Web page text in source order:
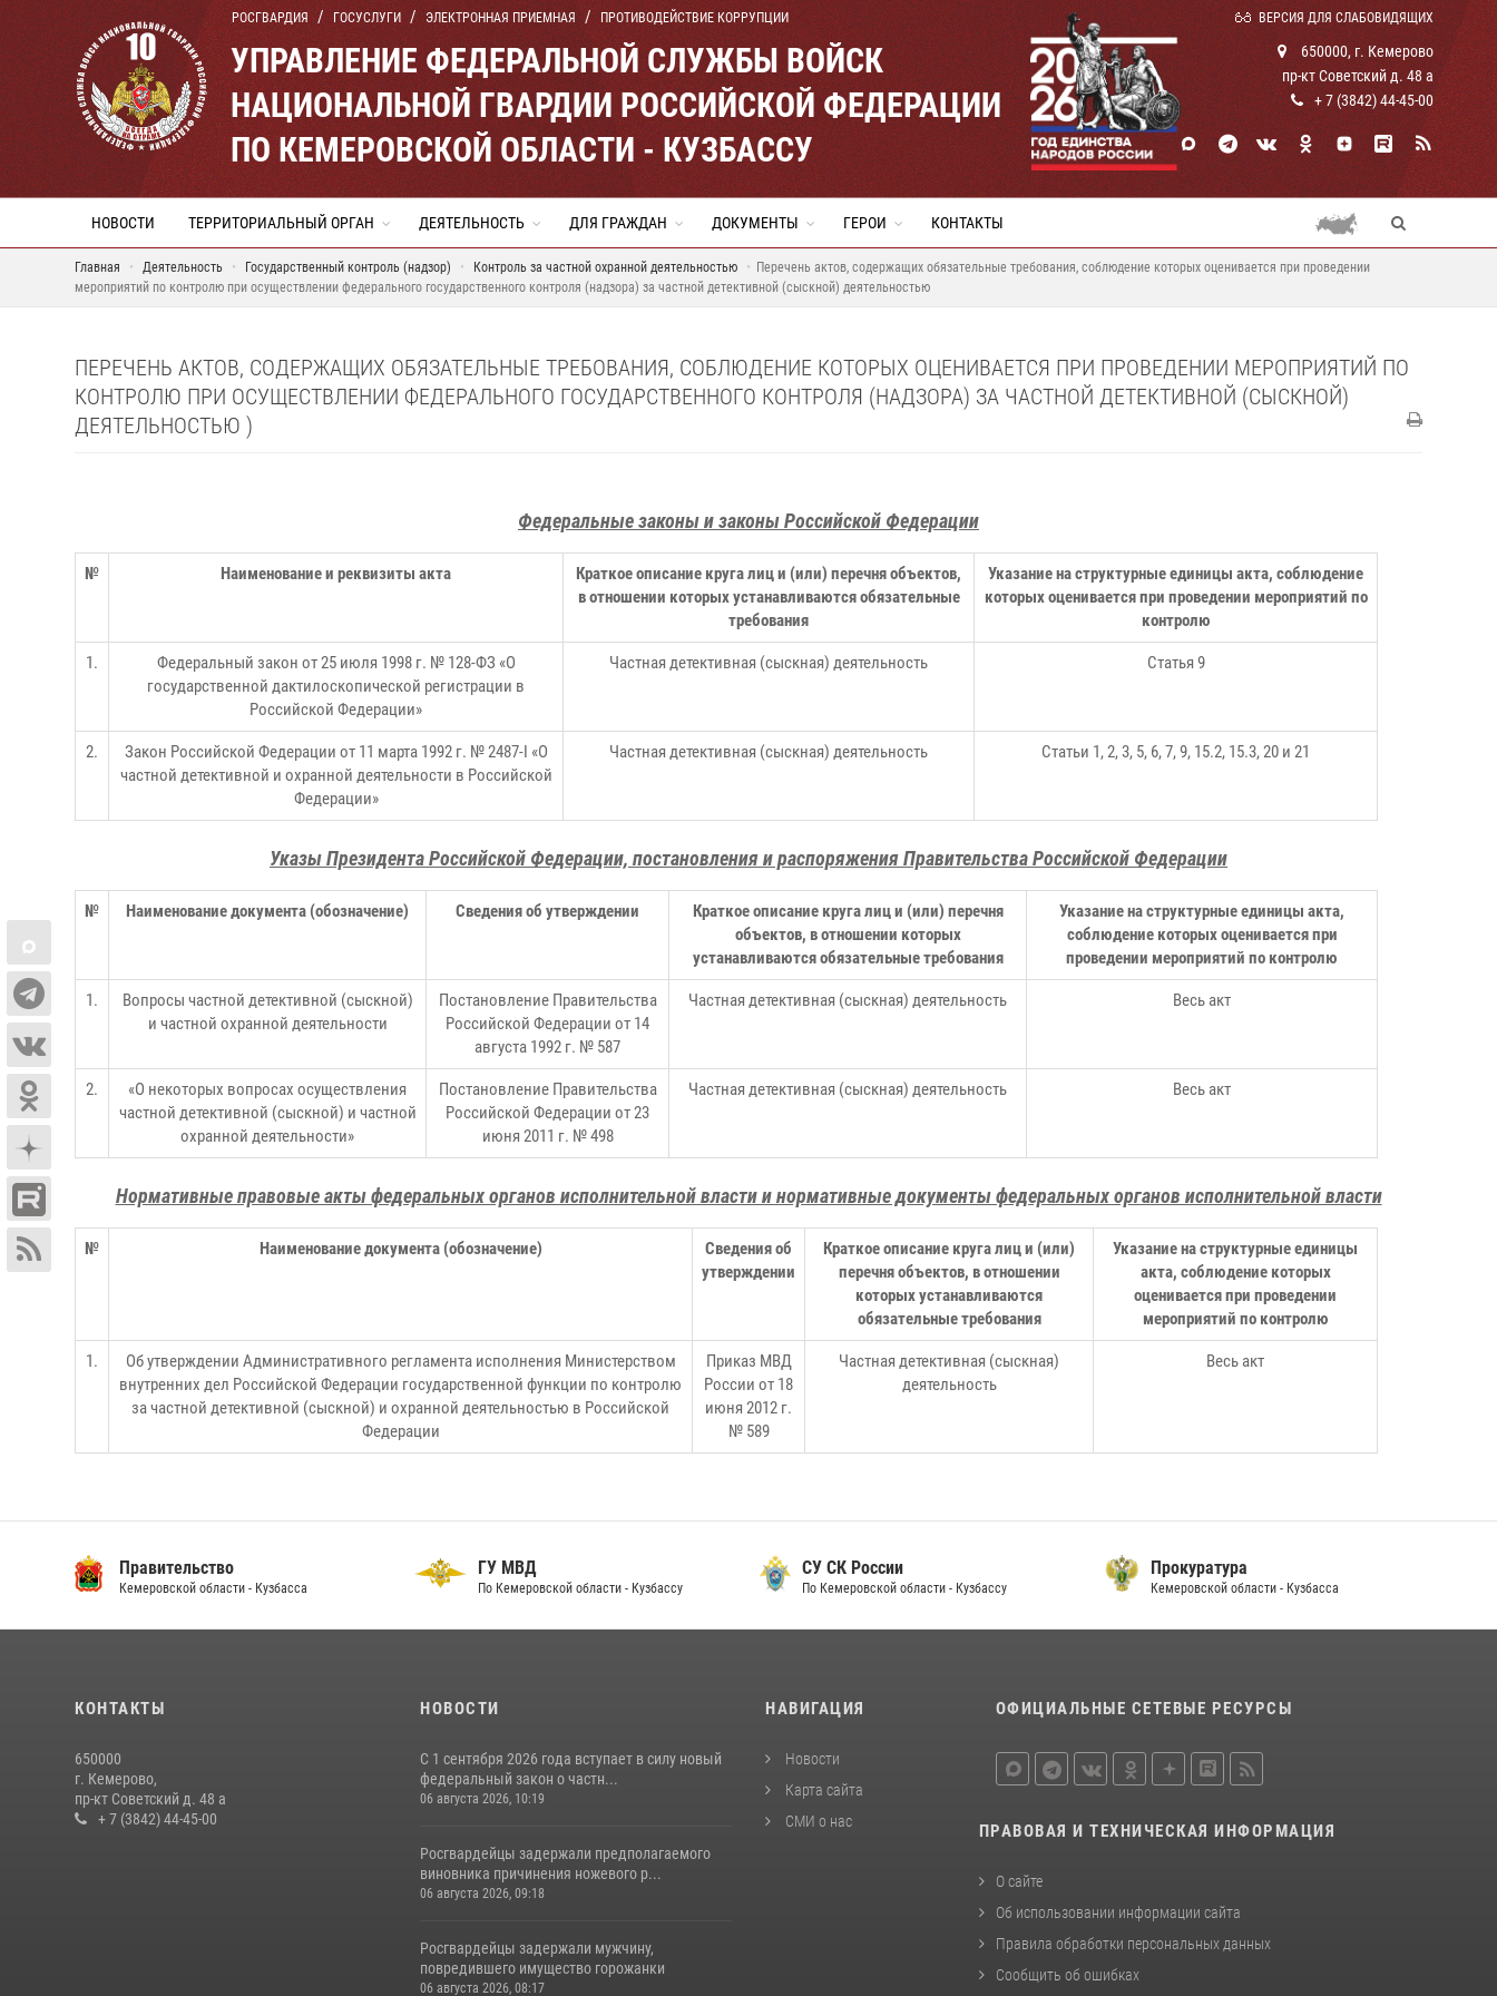
РОСГВАРДИЯ ГОСУСЛУГИ ЭЛЕКТРОННАЯ ПРИЕМНАЯ ПРОТИВОДЕЙСТВИЕ КОРРУПЦИИ ВЕРСИЯ ДЛЯ СЛАБОВИДЯЩИХ
УПРАВЛЕНИЕ ФЕДЕРАЛЬНОЙ СЛУЖБЫ ВОЙСК
НАЦИОНАЛЬНОЙ ГВАРДИИ РОССИЙСКОЙ ФЕДЕРАЦИИ
ПО КЕМЕРОВСКОЙ ОБЛАСТИ - КУЗБАССУ
650000, г. Кемерово
пр-кт Советский д. 48 а
+ 7 (3842) 44-45-00
НОВОСТИ ТЕРРИТОРИАЛЬНЫЙ ОРГАН ДЕЯТЕЛЬНОСТЬ ДЛЯ ГРАЖДАН ДОКУМЕНТЫ ГЕРОИ КОНТАКТЫ
Главная Деятельность Государственный контроль (надзор) Контроль за частной охранной деятельностью
Перечень актов, содержащих обязательные требования, соблюдение которых оценивается при проведении
мероприятий по контролю при осуществлении федерального государственного контроля (надзора) за частной детективной (сыскной) деятельностью
ПЕРЕЧЕНЬ АКТОВ, СОДЕРЖАЩИХ ОБЯЗАТЕЛЬНЫЕ ТРЕБОВАНИЯ, СОБЛЮДЕНИЕ КОТОРЫХ ОЦЕНИВАЕТСЯ ПРИ ПРОВЕДЕНИИ МЕРОПРИЯТИЙ ПО
КОНТРОЛЮ ПРИ ОСУЩЕСТВЛЕНИИ ФЕДЕРАЛЬНОГО ГОСУДАРСТВЕННОГО КОНТРОЛЯ (НАДЗОРА) ЗА ЧАСТНОЙ ДЕТЕКТИВНОЙ (СЫСКНОЙ)
ДЕЯТЕЛЬНОСТЬЮ )
Федеральные законы и законы Российской Федерации
№ Наименование и реквизиты акта
Краткое описание круга лиц и (или) перечня объектов,
в отношении которых устанавливаются обязательные
требования
Указание на структурные единицы акта, соблюдение
которых оценивается при проведении мероприятий по
контролю
1.
Федеральный закон от 25 июля 1998 г. № 128-ФЗ «О
государственной дактилоскопической регистрации в
Российской Федерации»
Частная детективная (сыскная) деятельность Статья 9
2.
Закон Российской Федерации от 11 марта 1992 г. № 2487-I «О
частной детективной и охранной деятельности в Российской
Федерации»
Частная детективная (сыскная) деятельность Статьи 1, 2, 3, 5, 6, 7, 9, 15.2, 15.3, 20 и 21
Указы Президента Российской Федерации, постановления и распоряжения Правительства Российской Федерации
№ Наименование документа (обозначение) Сведения об утверждении
Краткое описание круга лиц и (или) перечня
объектов, в отношении которых
устанавливаются обязательные требования
Указание на структурные единицы акта,
соблюдение которых оценивается при
проведении мероприятий по контролю
1.
Вопросы частной детективной (сыскной)
и частной охранной деятельности
Постановление Правительства
Российской Федерации от 14
августа 1992 г. № 587
Частная детективная (сыскная) деятельность Весь акт
2.
«О некоторых вопросах осуществления
частной детективной (сыскной) и частной
охранной деятельности»
Постановление Правительства
Российской Федерации от 23
июня 2011 г. № 498
Частная детективная (сыскная) деятельность Весь акт
Нормативные правовые акты федеральных органов исполнительной власти и нормативные документы федеральных органов исполнительной власти
№ Наименование документа (обозначение)
Сведения об
утверждении
Краткое описание круга лиц и (или)
перечня объектов, в отношении
которых устанавливаются
обязательные требования
Указание на структурные единицы
акта, соблюдение которых
оценивается при проведении
мероприятий по контролю
1.
Об утверждении Административного регламента исполнения Министерством
внутренних дел Российской Федерации государственной функции по контролю
за частной детективной (сыскной) и охранной деятельностью в Российской
Федерации
Приказ МВД
России от 18
июня 2012 г.
№ 589
Частная детективная (сыскная)
деятельность
Весь акт
Правительство
Кемеровской области - Кузбасса
ГУ МВД
По Кемеровской области - Кузбассу
СУ СК России
По Кемеровской области - Кузбассу
Прокуратура
Кемеровской области - Кузбасса
КОНТАКТЫ
650000
г. Кемерово,
пр-кт Советский д. 48 а
+ 7 (3842) 44-45-00
НОВОСТИ
С 1 сентября 2026 года вступает в силу новый
федеральный закон о частн...
06 августа 2026, 10:19
Росгвардейцы задержали предполагаемого
виновника причинения ножевого р...
06 августа 2026, 09:18
Росгвардейцы задержали мужчину,
повредившего имущество горожанки
06 августа 2026, 08:17
НАВИГАЦИЯ
Новости
Карта сайта
СМИ о нас
ОФИЦИАЛЬНЫЕ СЕТЕВЫЕ РЕСУРСЫ
ПРАВОВАЯ И ТЕХНИЧЕСКАЯ ИНФОРМАЦИЯ
О сайте
Об использовании информации сайта
Правила обработки персональных данных
Сообщить об ошибках